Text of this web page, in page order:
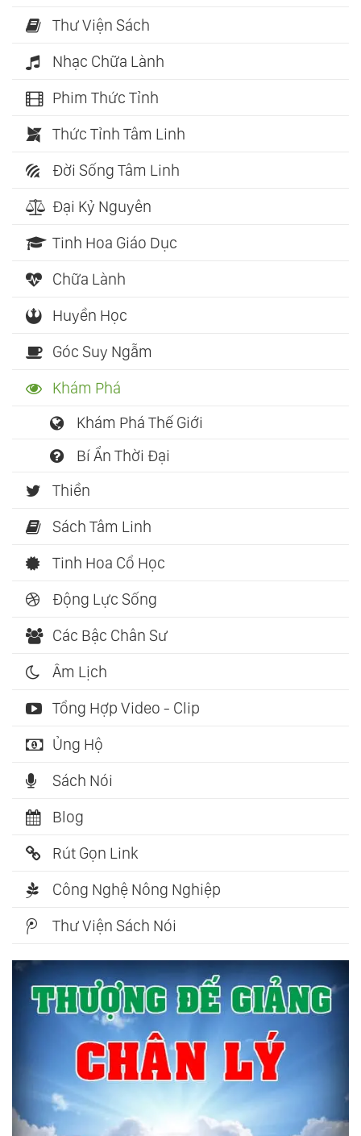
Thư Viện Sách
Nhạc Chữa Lành
Phim Thức Tỉnh
Thức Tỉnh Tâm Linh
Đời Sống Tâm Linh
Đại Kỷ Nguyên
Tinh Hoa Giáo Dục
Chữa Lành
Huyền Học
Góc Suy Ngẫm
Khám Phá
Khám Phá Thế Giới
Bí Ẩn Thời Đại
Thiền
Sách Tâm Linh
Tinh Hoa Cổ Học
Động Lực Sống
Các Bậc Chân Sư
Âm Lịch
Tổng Hợp Video - Clip
Ủng Hộ
Sách Nói
Blog
Rút Gọn Link
Công Nghệ Nông Nghiệp
Thư Viện Sách Nói